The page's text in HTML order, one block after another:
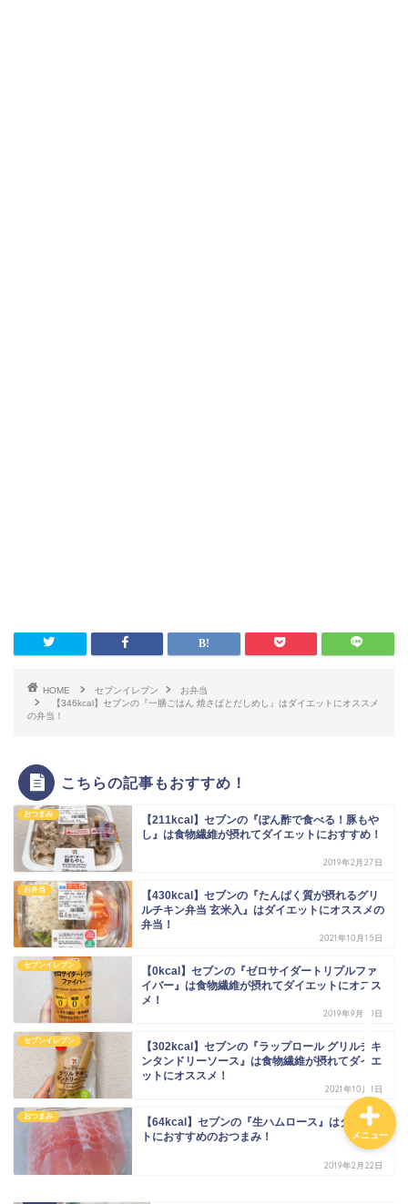
HOME セブンイレブン
お弁当
【346kcal】セブンの『一膳ごはん 焼さばとだしめし』はダイエットにオススメ
の弁当！
こちらの記事もおすすめ！
おつまみ
【211kcal】セブンの『ぽん酢で食べる！豚もや
し』は食物繊維が摂れてダイエットにおすすめ！
2019年2月27日
お弁当
【430kcal】セブンの『たんぱく質が摂れるグリ
ルチキン弁当 玄米入』はダイエットにオススメの
弁当！
2021年10月15日
セブンイレブン
【0kcal】セブンの『ゼロサイダートリプルファ
イバー』は食物繊維が摂れてダイエットにオスス
メ！
2019年9月30日
セブンイレブン
【302kcal】セブンの『ラップロール グリルチキ
ンタンドリーソース』は食物繊維が摂れてダイエ
ットにオススメ！
2021年10月1日
おつまみ
【64kcal】セブンの『生ハムロース』はダイエッ
トにおすすめのおつまみ！
2019年2月22日
メニュー
ダイエットに！セブンイ
レブン低カロリー商品ま
べ物ランキング！
の商品一覧【109選】
ダイエットに！ローソ
ン・ナチュラルローソン
カロリーの低い食べ物ラ
ンキング！
トにおすすめのコンビ
ニ、スーパー、ドラック
ストア、通販の商品一覧